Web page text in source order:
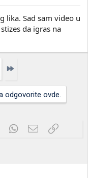
lika. Sad sam video u
da igras na
Poslednja
odgovorite ovde.
TumblrWhatsApp
Imejl Link